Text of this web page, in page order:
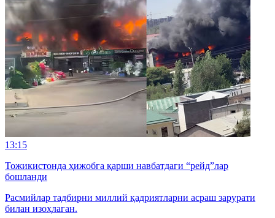
13:15
Тожикистонда ҳижобга қарши навбатдаги “рейд”лар
бошланди
Расмийлар тадбирни миллий қадриятларни асраш зарурати
билан изоҳлаган.